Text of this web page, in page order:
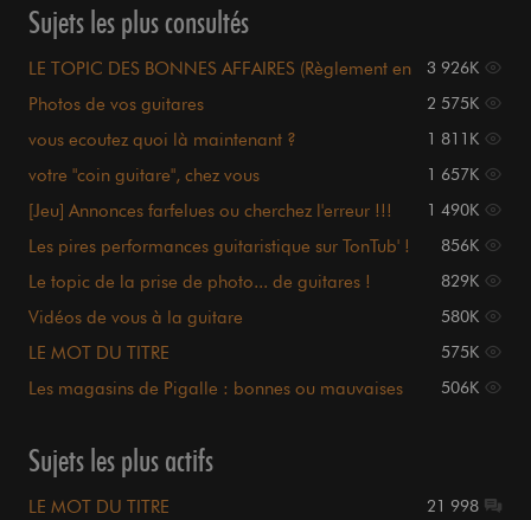
Sujets les plus consultés
LE TOPIC DES BONNES AFFAIRES (Règlement en
3 926K
Photos de vos guitares 2 575K
vous ecoutez quoi là maintenant ? 1 811K
votre "coin guitare", chez vous 1 657K
[Jeu] Annonces farfelues ou cherchez l'erreur !!! 1 490K
Les pires performances guitaristique sur TonTub' ! 856K
Le topic de la prise de photo... de guitares ! 829K
Vidéos de vous à la guitare 580K
LE MOT DU TITRE 575K
Les magasins de Pigalle : bonnes ou mauvaises
506K
Sujets les plus actifs
LE MOT DU TITRE 21 998